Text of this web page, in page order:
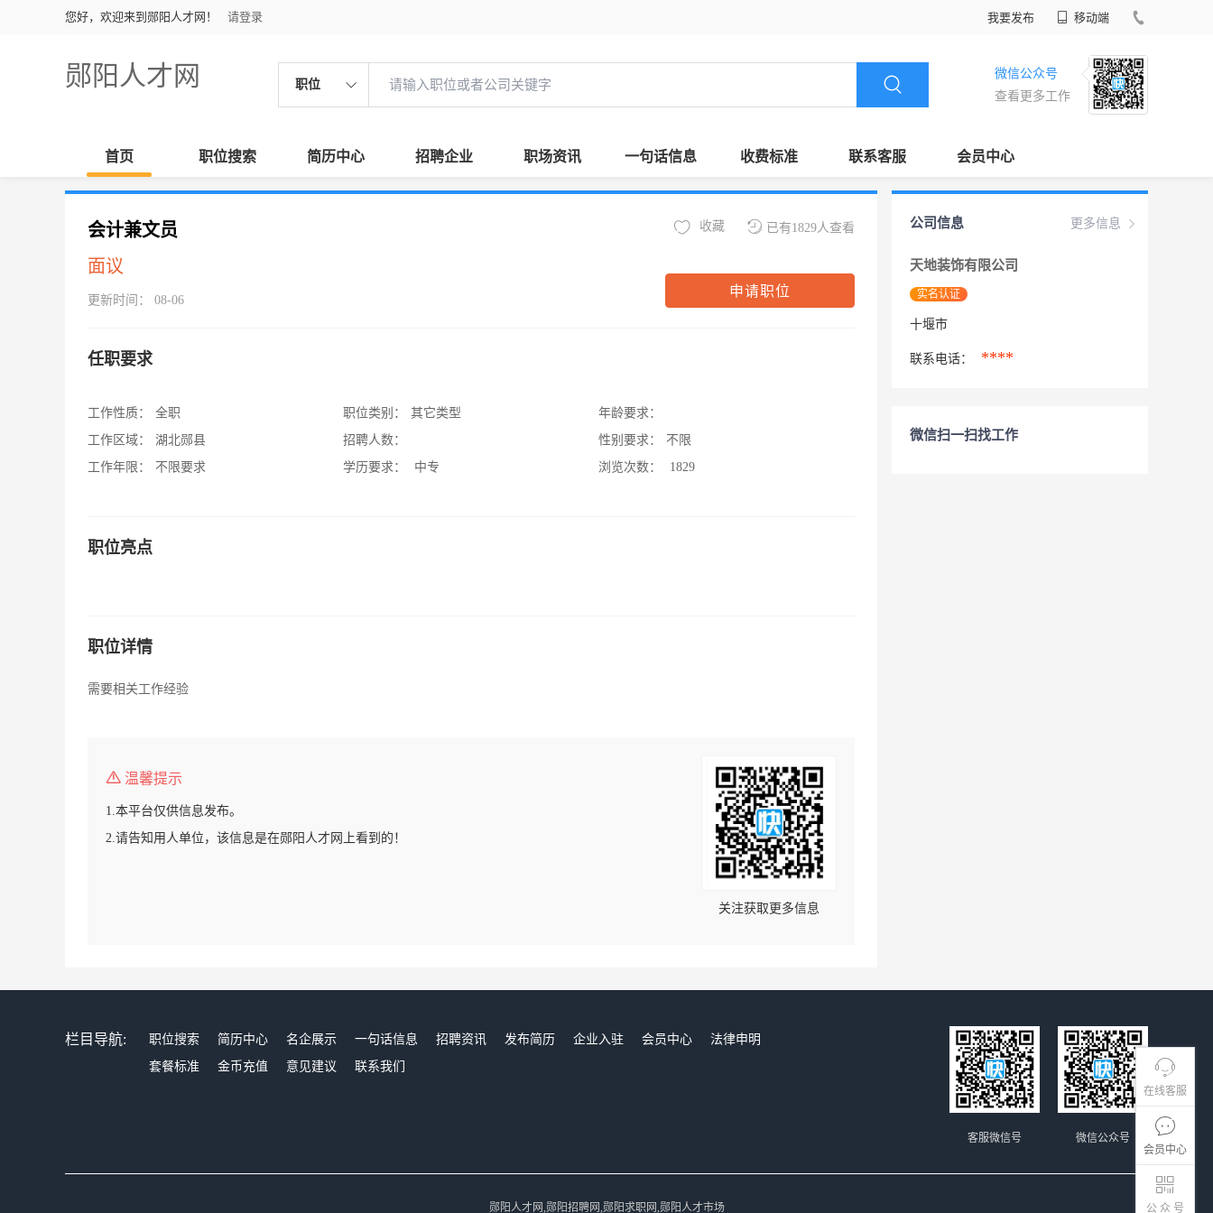
您好，欢迎来到郧阳人才网！ 请登录 我要发布 移动端
郧阳人才网 职位
微信公众号
查看更多工作
首页 职位搜索 简历中心 招聘企业 职场资讯 一句话信息 收费标准 联系客服 会员中心
在线客服
会员中心
公 众 号
会计兼文员
面议
更新时间： 08-06
已有1829人查看
收藏
申请职位
任职要求
工作性质：
全职
工作区域：
湖北郧县
工作年限：
不限要求
职位类别：
其它类型
招聘人数：
学历要求：
中专
年龄要求：
性别要求：
不限
浏览次数：
1829
职位亮点
职位详情
需要相关工作经验
温馨提示
1.本平台仅供信息发布。
2.请告知用人单位，该信息是在郧阳人才网上看到的！
关注获取更多信息
更多信息
公司信息
天地装饰有限公司
实名认证
十堰市
联系电话： ****
微信扫一扫找工作
栏目导航: 职位搜索 简历中心 名企展示 一句话信息 招聘资讯 发布简历 企业入驻 会员中心
法律申明
套餐标准
金币充值 意见建议 联系我们
微信公众号
客服微信号
郧阳人才网,郧阳招聘网,郧阳求职网,郧阳人才市场